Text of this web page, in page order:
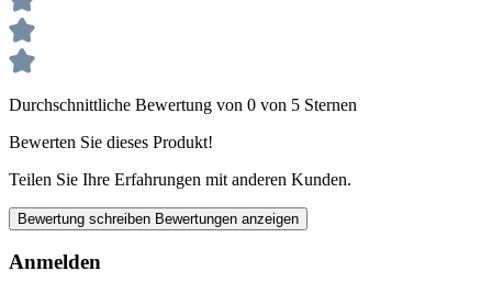
Durchschnittliche Bewertung von 0 von 5 Sternen
Bewerten Sie dieses Produkt!
Teilen Sie Ihre Erfahrungen mit anderen Kunden.
Bewertung schreiben Bewertungen anzeigen
Anmelden